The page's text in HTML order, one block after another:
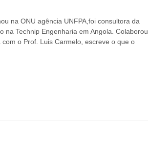
na ONU agência UNFPA,foi consultora da
na Technip Engenharia em Angola. Colaborou
o Prof. Luis Carmelo, escreve o que o